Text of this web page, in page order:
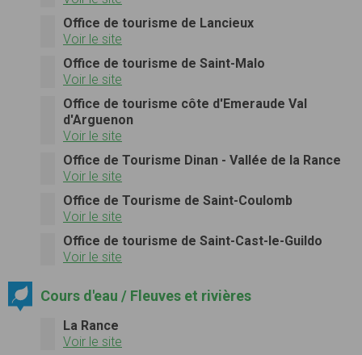
Office de tourisme de Lancieux
Voir le site
Office de tourisme de Saint-Malo
Voir le site
Office de tourisme côte d'Emeraude Val
d'Arguenon
Voir le site
Office de Tourisme Dinan - Vallée de la Rance
Voir le site
Office de Tourisme de Saint-Coulomb
Voir le site
Office de tourisme de Saint-Cast-le-Guildo
Voir le site
Cours d'eau / Fleuves et rivières
La Rance
Voir le site